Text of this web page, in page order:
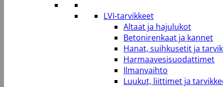
LVI-tarvikkeet
Altaat ja hajulukot
Betonirenkaat ja kannet
Hanat, suihkusetit ja
Harmaavesisuodattimet
Ilmanvaihto
Luukut, liittimet ja